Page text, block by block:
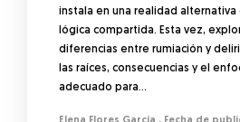
instala en una realidad alternativa
lógica compartida. Esta vez,
diferencias entre rumiación y
las raíces, consecuencias y el
adecuado para…